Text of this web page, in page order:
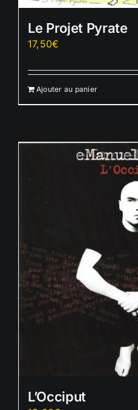
Le Projet Pyrate
17,50€
Ajouter au panier
L’Occiput